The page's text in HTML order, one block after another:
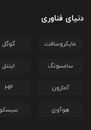
دنیای فناوری
مایکروسافت گوگل
سامسونگ اینتل
آمازون HP
هوآوی سیسکو